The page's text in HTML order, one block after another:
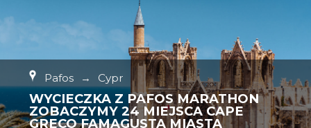
Pafos → Cypr
WYCIECZKA Z PAFOS MARATHON
ZOBACZYMY 24 MIEJSCA CAPE
GRECO FAMAGUSTA MIASTA